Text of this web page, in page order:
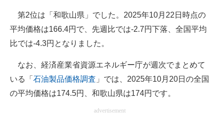
第2位は「和歌山県」でした。2025年10月22日時点の
平均価格は166.4円で、先週比では-2.7円下落、全国平均
比では-4.3円となりました。
なお、経済産業省資源エネルギー庁が週次でまとめて
いる「 石油製品価格調査 」では、2025年10月20日の全国
の平均価格は174.5円、和歌山県は174円です。
advertisement